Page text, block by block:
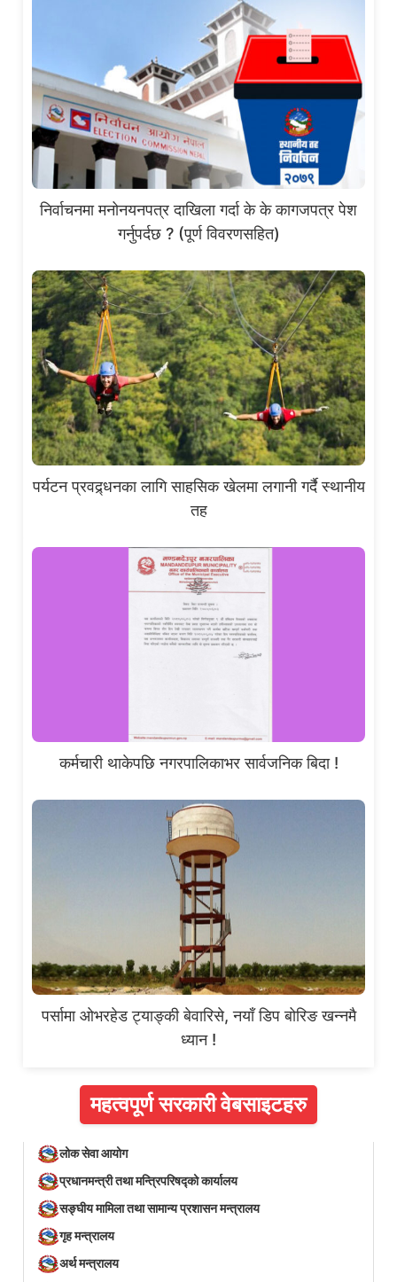
निर्वाचनमा मनोनयनपत्र दाखिला गर्दा के के कागजपत्र पेश
गर्नुपर्दछ ? (पूर्ण विवरणसहित)
पर्यटन प्रवद्र्धनका लागि साहसिक खेलमा लगानी गर्दै स्थानीय
तह
कर्मचारी थाकेपछि नगरपालिकाभर सार्वजनिक बिदा !
पर्सामा ओभरहेड ट्याङ्की बेवारिसे, नयाँ डिप बोरिङ खन्नमै
ध्यान !
महत्वपूर्ण सरकारी वेबसाइटहरु
लोक सेवा आयोग
प्रधानमन्त्री तथा मन्त्रिपरिषद्को कार्यालय
सङ्घीय मामिला तथा सामान्य प्रशासन मन्त्रालय
गृह मन्त्रालय
अर्थ मन्त्रालय